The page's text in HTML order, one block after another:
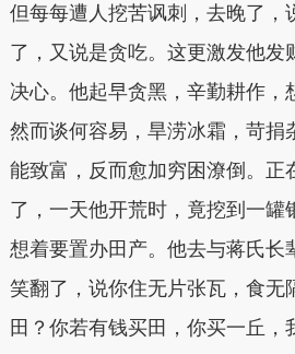
但每每遭人挖苦讽刺，去晚了，
了，又说是贪吃。这更激发他发
决心。他起早贪黑，辛勤耕作，
然而谈何容易，旱涝冰霜，苛捐
能致富，反而愈加穷困潦倒。正
了，一天他开荒时，竟挖到一罐
想着要置办田产。他去与蒋氏长
笑翻了，说你住无片张瓦，食无
田？你若有钱买田，你买一丘，